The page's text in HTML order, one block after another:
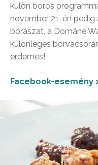
külön boros
november 21-én
borászat, a Domäne
különleges
érdemes!
Facebook-esemény